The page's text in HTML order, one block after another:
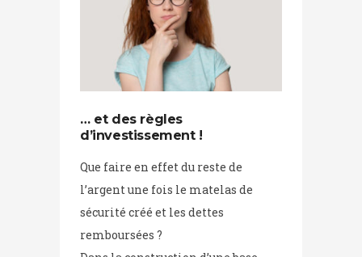
… et des règles
d’investissement !
Que faire en effet du reste de
l’argent une fois le matelas de
sécurité créé et les dettes
remboursées ?